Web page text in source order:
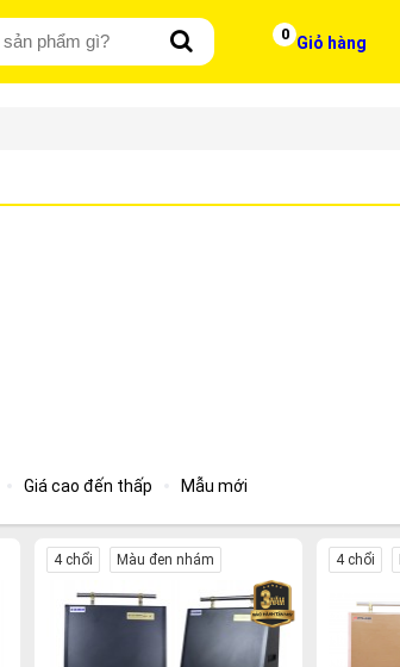
0 Giỏ hàng
Giá cao đến thấp Mẫu mới
4 chổi Màu đen nhám 4 chổi